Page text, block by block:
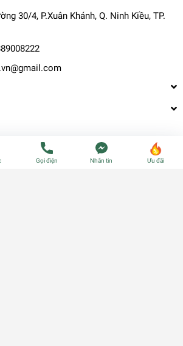
30/4, P.Xuân Khánh, Q. Ninh Kiều, TP.
Gọi điện Nhắn tin Ưu đãi